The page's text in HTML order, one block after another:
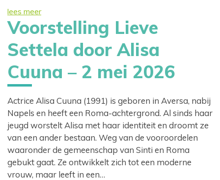
lees meer
Voorstelling Lieve
Settela door Alisa
Cuuna – 2 mei 2026
Actrice Alisa Cuuna (1991) is geboren in Aversa, nabij
Napels en heeft een Roma-achtergrond. Al sinds haar
jeugd worstelt Alisa met haar identiteit en droomt ze
van een ander bestaan. Weg van de vooroordelen
waaronder de gemeenschap van Sinti en Roma
gebukt gaat. Ze ontwikkelt zich tot een moderne
vrouw, maar leeft in een…